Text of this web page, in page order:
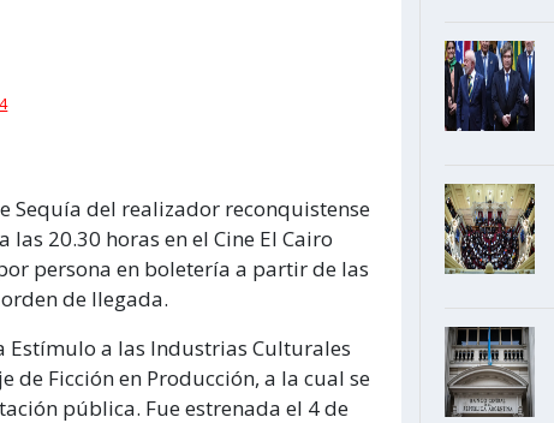
Sequía del realizador reconquistense
20.30 horas en el Cine El Cairo
persona en boletería a partir de las
de llegada.
a las Industrias Culturales
Ficción en Producción, a la cual se
pública. Fue estrenada el 4 de